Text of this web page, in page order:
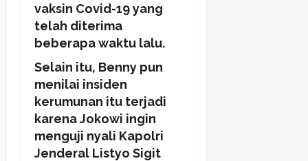
vaksin Covid-19 yang
telah diterima
beberapa waktu lalu.
Selain itu, Benny pun
menilai insiden
kerumunan itu terjadi
karena Jokowi ingin
menguji nyali Kapolri
Jenderal Listyo Sigit